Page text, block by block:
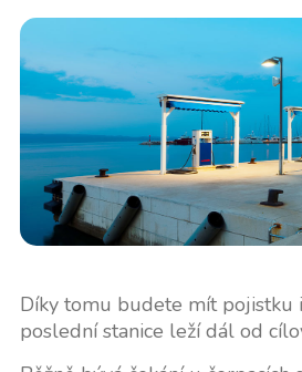
Díky tomu budete mít pojistku
poslední stanice leží dál od